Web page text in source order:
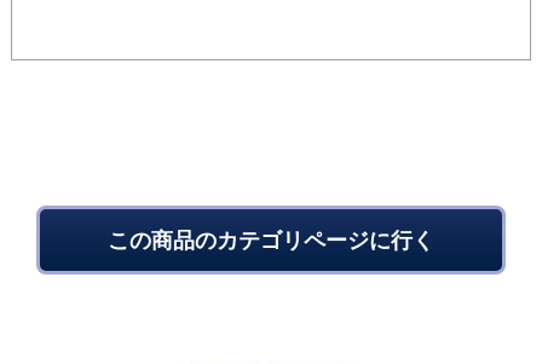
この商品のカテゴリページに行く